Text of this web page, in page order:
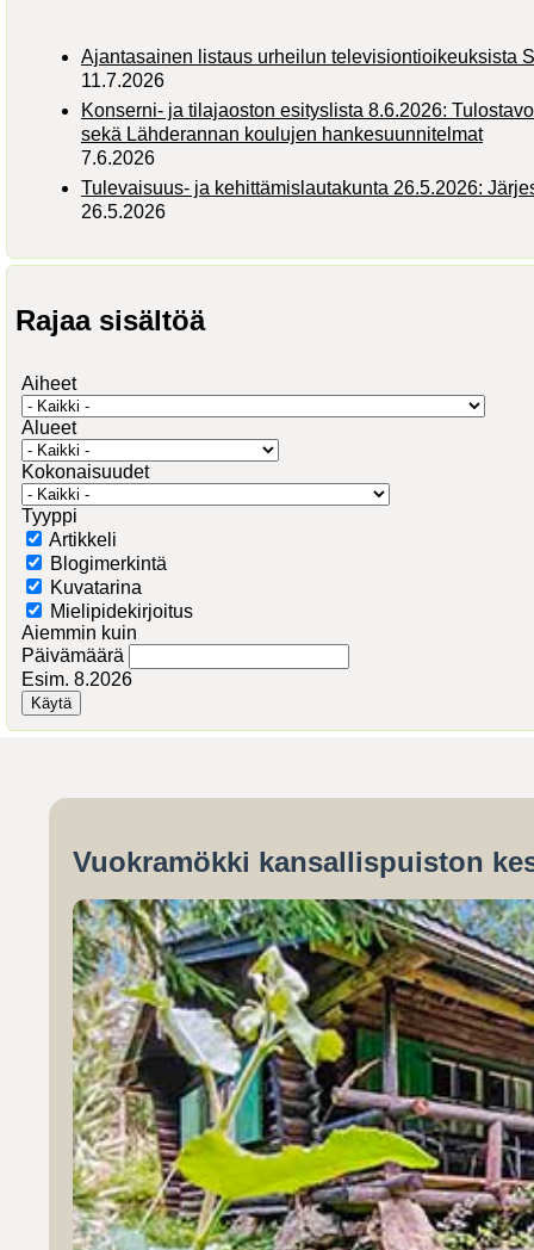
Ajantasainen listaus urheilun televisiontioikeuksista
11.7.2026
Konserni- ja tilajaoston esityslista 8.6.2026:
sekä Lähderannan koulujen hankesuunnitelmat
7.6.2026
Tulevaisuus- ja kehittämislautakunta 26.5.2026:
26.5.2026
Rajaa sisältöä
Aiheet
Alueet
Kokonaisuudet
Tyyppi
Artikkeli
Blogimerkintä
Kuvatarina
Mielipidekirjoitus
Aiemmin kuin
Päivämäärä
Esim. 8.2026
Vuokramökki kansallispuiston